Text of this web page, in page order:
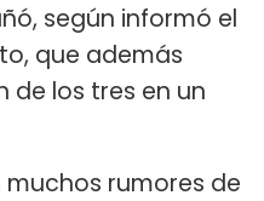
según informó el
que además
los tres en un
muchos rumores de